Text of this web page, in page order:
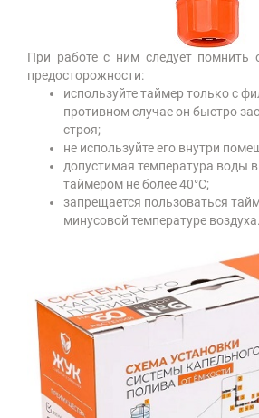
При работе с ним следует помнить
предосторожности:
используйте таймер только с
противном случае он быстро
строя;
не используйте его внутри
допустимая температура воды в
таймером не более 40°С;
запрещается пользоваться
минусовой температуре воздуха.